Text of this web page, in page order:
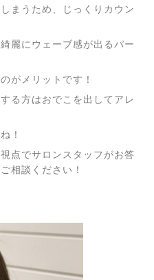
まうため、じっくりカウン
麗にウェーブ感が出るパー
がメリットです！
る方はおでこを出してアレ
！
点でサロンスタッフがお答
相談ください！